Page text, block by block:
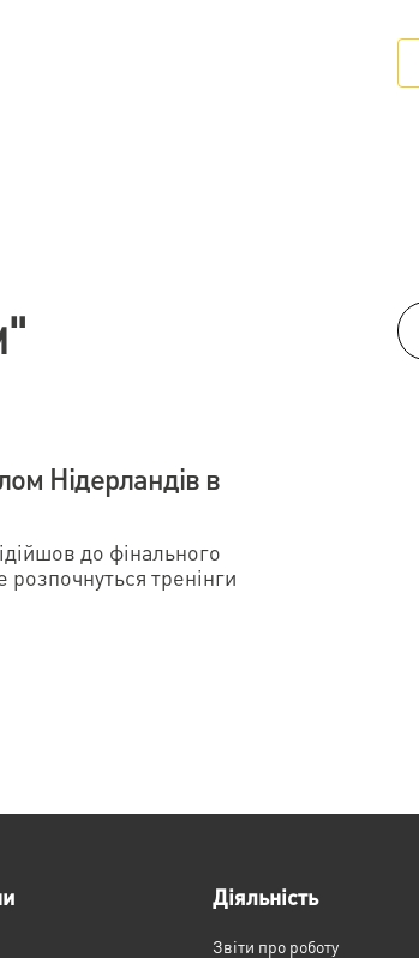
Нідерландів в
до фінального
розпочнуться тренінги
Діяльність
Звіти про роботу